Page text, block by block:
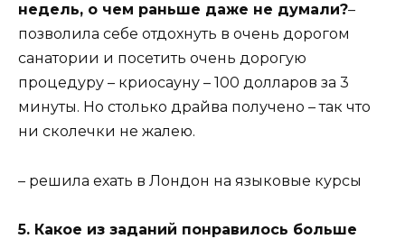
недель, о чем раньше даже не думали?–
позволила себе отдохнуть в очень дорогом
санатории и посетить очень дорогую
процедуру – криосауну – 100 долларов за 3
минуты. Но столько драйва получено – так что
ни сколечки не жалею.
– решила ехать в Лондон на языковые курсы
5. Какое из заданий понравилось больше